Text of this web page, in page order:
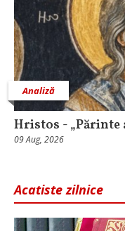
Analiză
Hristos - „Părinte
09 Aug, 2026
Acatiste zilnice